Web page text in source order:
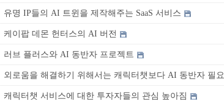
유명 IP들의 AI 트윈을 제작해주는 SaaS 서비스
케이팝 데몬 헌터스의 AI 버전
러브 플러스와 AI 동반자 프로젝트
외로움을 해결하기 위해서는 캐릭터챗보다 AI 동반자 필요
캐릭터챗 서비스에 대한 투자자들의 관심 높아짐